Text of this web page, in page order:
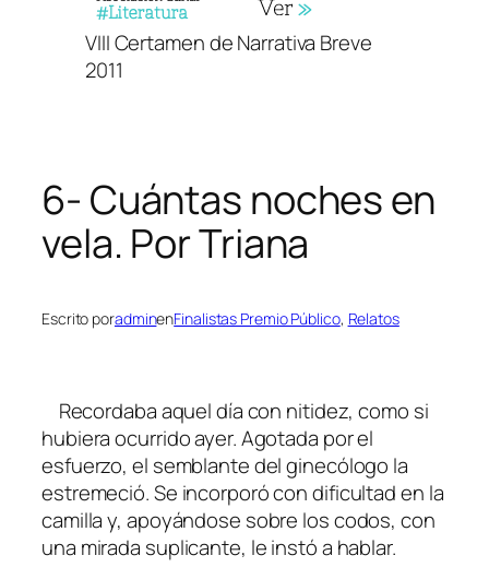
VIII Certamen de Narrativa Breve
2011
6- Cuántas noches en
vela. Por Triana
Escrito poradminenFinalistas Premio Público, Relatos
Recordaba aquel día con nitidez, como si
hubiera ocurrido ayer. Agotada por el
esfuerzo, el semblante del ginecólogo la
estremeció. Se incorporó con dificultad en la
camilla y, apoyándose sobre los codos, con
una mirada suplicante, le instó a hablar.